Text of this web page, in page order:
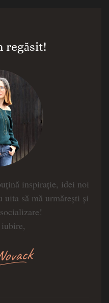
regăsit!
inspirație, idei noi
uita să mă urmărești și